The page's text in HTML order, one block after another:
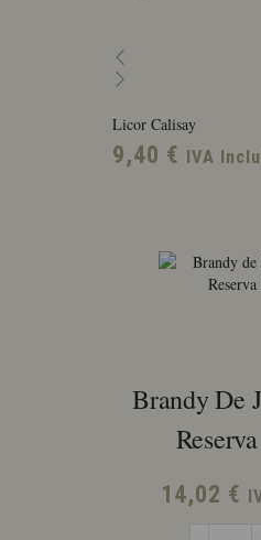
Licor Calisay
9,40 € IVA
Brandy De
14,02 €